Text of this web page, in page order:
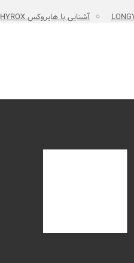
آشنایی با هایروکس HYROX